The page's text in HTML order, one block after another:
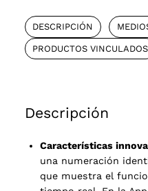
DESCRIPCIÓN
PRODUCTOS VINCULADOS
Descripción
Características
una numeración
que muestra el